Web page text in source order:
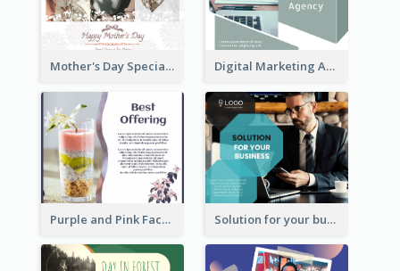
Mother's Day Special Sale Orange Facebook Post Digital Marketing Agency Green Facebook Post
Purple and Pink Facebook Post Solution for your business Facebook Post